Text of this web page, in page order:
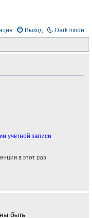
Dark mode
Выход
учётной записи
в этот раз
быть